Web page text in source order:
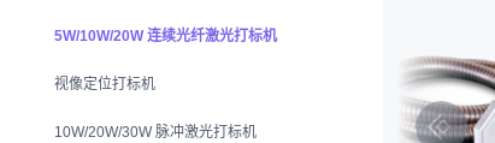
5W/10W/20W 连续光纤激光打标机
视像定位打标机
10W/20W/30W 脉冲激光打标机